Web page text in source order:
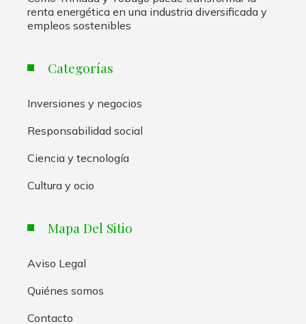
renta energética en una industria diversificada y
empleos sostenibles
Categorías
Inversiones y negocios
Responsabilidad social
Ciencia y tecnología
Cultura y ocio
Mapa Del Sitio
Aviso Legal
Quiénes somos
Contacto